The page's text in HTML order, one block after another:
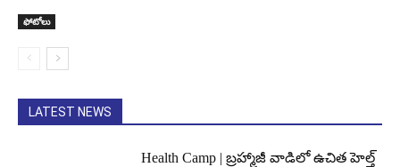
ఫోటోలు
LATEST NEWS
Health Camp | బ్రహ్మాజీ వాడిలో ఉచిత హెల్త్